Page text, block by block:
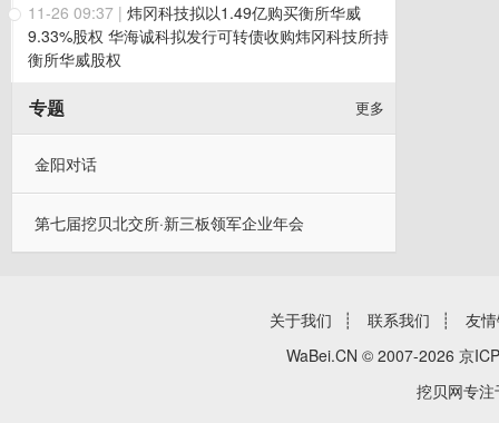
11-26 09:37 | 炜冈科技拟以1.49亿购买衡所华威
9.33%股权 华海诚科拟发行可转债收购炜冈科技所持
衡所华威股权
专题 更多
金阳对话
第七届挖贝北交所·新三板领军企业年会
关于我们 ┊ 联系我们 ┊
友
WaBei.CN © 2007-2026 京
挖贝网专